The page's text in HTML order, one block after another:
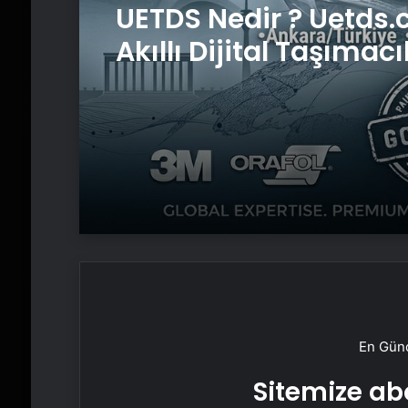
UETDS Nedir ?
Akıllı Dijital
Yazılımı
En
Sitemize